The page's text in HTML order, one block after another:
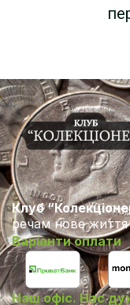
Клуб
речам нове життя
Варіанти оплати
Наш офіс. Нас